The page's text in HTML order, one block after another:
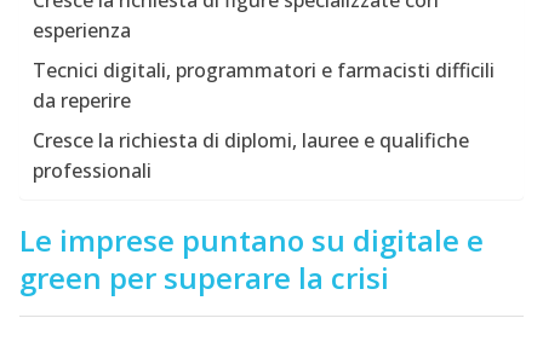
esperienza
Tecnici digitali, programmatori e farmacisti difficili
da reperire
Cresce la richiesta di diplomi, lauree e qualifiche
professionali
Le imprese puntano su digitale e
green per superare la crisi